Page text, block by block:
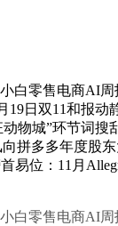
白零售电商AI周
19日双11和报动
物城”环节词搜
拼多多年度股
易位：11月
白零售电商AI周